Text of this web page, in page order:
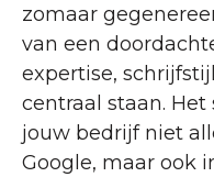
zomaar
van een
expertise,
centraal staan.
jouw bedrijf niet
Google, maar ook